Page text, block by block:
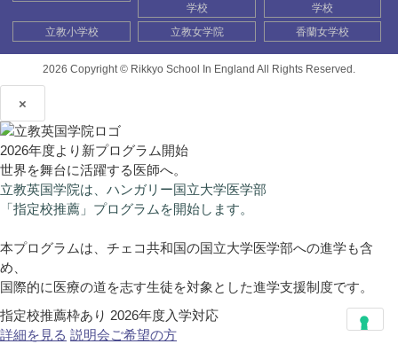
学校
学校
立教小学校
立教女学院 香蘭女学校
2026 Copyright © Rikkyo School In England All Rights Reserved.
×
2026年度より新プログラム開始
世界を舞台に活躍する医師へ。
立教英国学院は、ハンガリー国立大学医学部
「指定校推薦」プログラムを開始します。
本プログラムは、チェコ共和国の国立大学医学部への進学も含
め、
国際的に医療の道を志す生徒を対象とした進学支援制度です。
指定校推薦枠あり 2026年度入学対応
詳細を見る 説明会ご希望の方